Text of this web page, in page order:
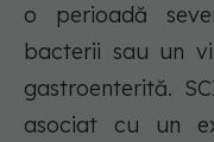
o perioadă
bacterii sau un
gastroenterită.
asociat cu un